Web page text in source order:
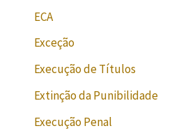
ECA
Exceção
Execução de Títulos
Extinção da Punibilidade
Execução Penal